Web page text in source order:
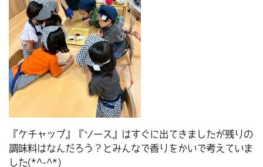
『ケチャップ』『ソース』はすぐに出てきましたが残りの
調味料はなんだろう？とみんなで香りをかいで考えていま
した(*^-^*)